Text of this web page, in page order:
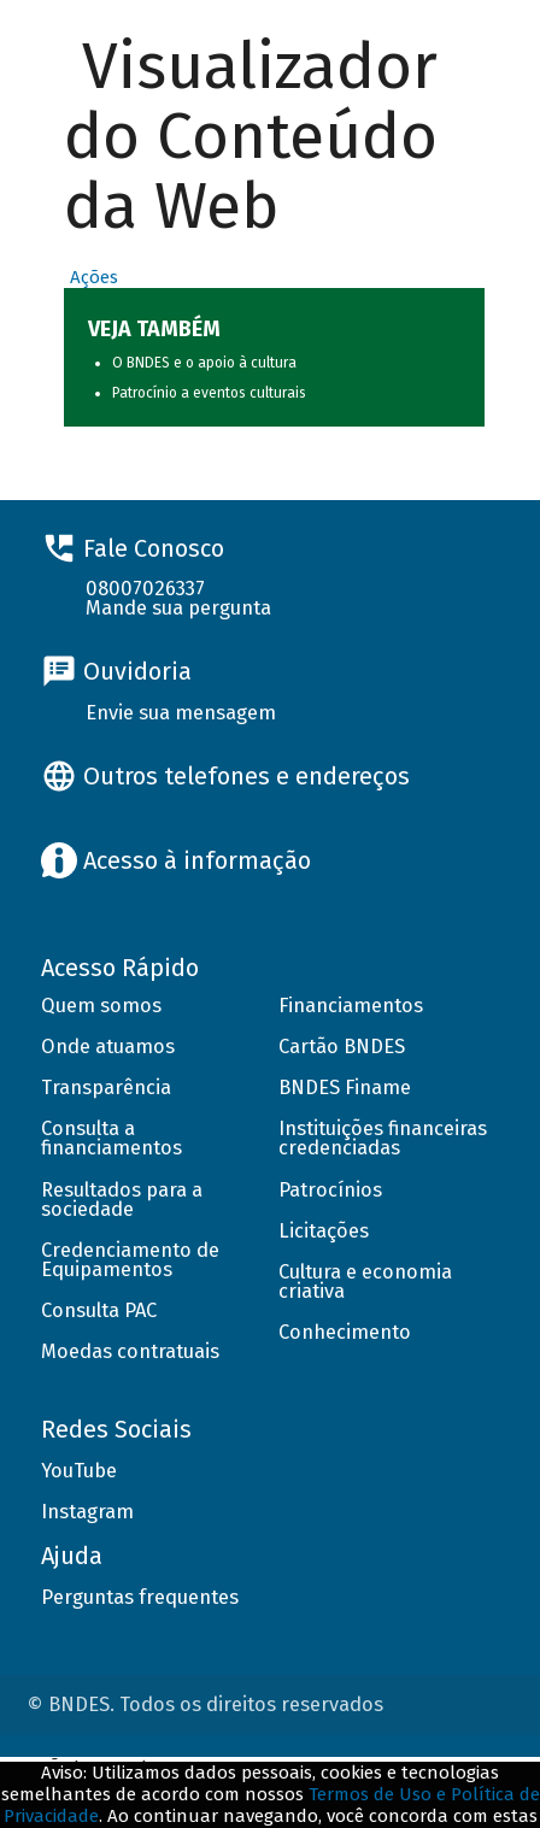
Visualizador
do Conteúdo
da Web
Ações
VEJA TAMBÉM
O BNDES e o apoio à cultura
Patrocínio a eventos culturais
Fale Conosco
08007026337
Mande sua pergunta
Ouvidoria
Envie sua mensagem
Outros telefones e endereços
Acesso à informação
Acesso Rápido
Quem somos
Onde atuamos
Transparência
Consulta a
financiamentos
Resultados para a
sociedade
Credenciamento de
Equipamentos
Consulta PAC
Moedas contratuais
Financiamentos
Cartão BNDES
BNDES Finame
Instituições financeiras
credenciadas
Patrocínios
Licitações
Cultura e economia
criativa
Conhecimento
Redes Sociais
YouTube
Instagram
Ajuda
Perguntas frequentes
© BNDES. Todos os direitos reservados
Aviso: Utilizamos dados pessoais, cookies e tecnologias
semelhantes de acordo com nossos Termos de Uso e Política de
Privacidade. Ao continuar navegando, você concorda com estas
ConteÃºdo complementar
${title}${badge}